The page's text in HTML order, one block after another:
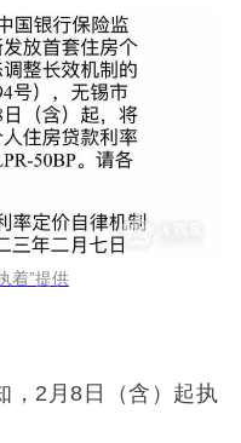
着”提供
，2月8日（含）起执